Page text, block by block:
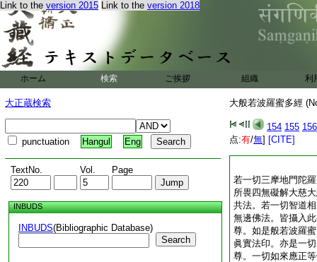
Link to the version 2015 Link to the version 2018
ホーム 検索 ご挨拶 組織 利
大正蔵検索
punctuation Hangul Eng
TextNo. Vol. Page
INBUDS
INBUDS(Bibliographic Database)
Search
大般若波羅蜜多經
154 155 156
点:有/無] [CITE]
若一切三摩地門陀
所畏四無礙解大慈
共法。若一切智道
無邊佛法。皆攝入
尊。如是般若波羅
眞實法印。亦是一
尊。一切如來應正